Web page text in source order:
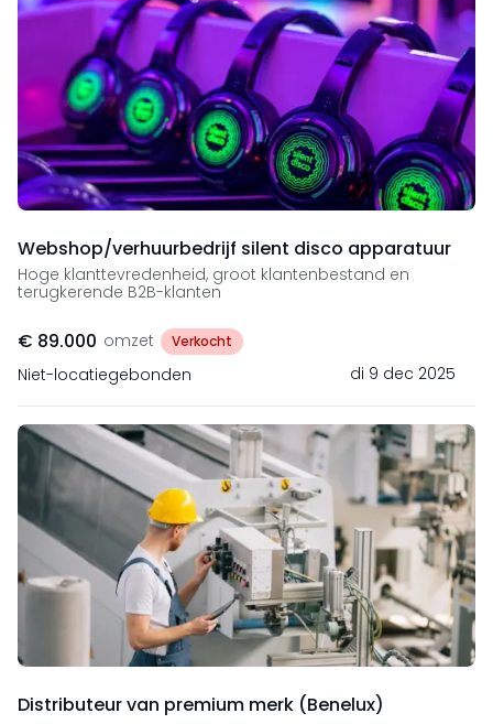
Webshop/verhuurbedrijf silent disco apparatuur
Hoge klanttevredenheid, groot klantenbestand en
terugkerende B2B-klanten
€ 89.000 omzet Verkocht
Niet-locatiegebonden di 9 dec 2025
Distributeur van premium merk (Benelux)